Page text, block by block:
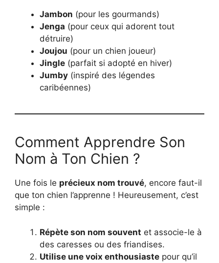
Jambon (pour les gourmands)
Jenga (pour ceux qui adorent tout
détruire)
Joujou (pour un chien joueur)
Jingle (parfait si adopté en hiver)
Jumby (inspiré des légendes
caribéennes)
Comment Apprendre Son
Nom à Ton Chien ?
Une fois le précieux nom trouvé, encore faut-il
que ton chien l’apprenne ! Heureusement, c’est
simple :
Répète son nom souvent et associe-le à
des caresses ou des friandises.
Utilise une voix enthousiaste pour qu’il